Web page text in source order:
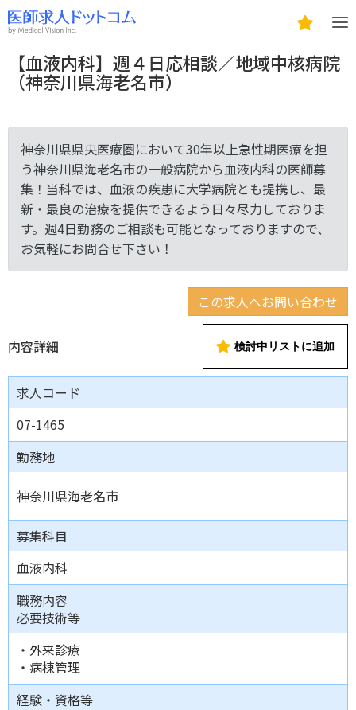
【血液内科】週４日応相談／地域中核病院
（神奈川県海老名市）
神奈川県県央医療圏において30年以上急性期医療を担
う神奈川県海老名市の一般病院から血液内科の医師募
集！当科では、血液の疾患に大学病院とも提携し、最
新・最良の治療を提供できるよう日々尽力しておりま
す。週4日勤務のご相談も可能となっておりますので、
お気軽にお問合せ下さい！
この求人へお問い合わせ
内容詳細 検討中リストに追加
求人コード
07-1465
勤務地
神奈川県海老名市
募集科目
血液内科
職務内容
必要技術等
・外来診療
・病棟管理
経験・資格等